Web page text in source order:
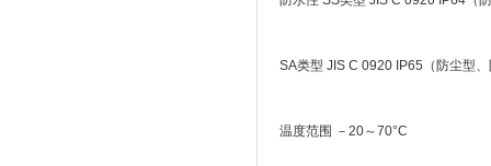
SA类型 JIS C 0920 IP65（防尘型
温度范围 －20～70°C